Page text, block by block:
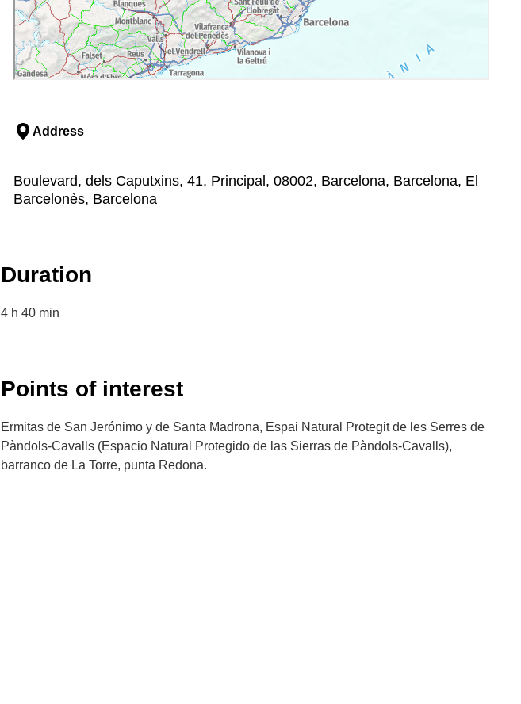
Address
Boulevard, dels Caputxins, 41, Principal, 08002, Barcelona, Barcelona, El
Barcelonès, Barcelona
Duration
4 h 40 min
Points of interest
Ermitas de San Jerónimo y de Santa Madrona, Espai Natural Protegit de les Serres de
Pàndols-Cavalls (Espacio Natural Protegido de las Sierras de Pàndols-Cavalls),
barranco de La Torre, punta Redona.